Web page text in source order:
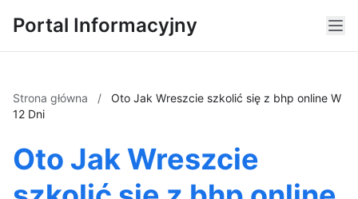
Portal Informacyjny
Strona główna /
Oto Jak Wreszcie szkolić się z bhp online W
12 Dni
Oto Jak Wreszcie